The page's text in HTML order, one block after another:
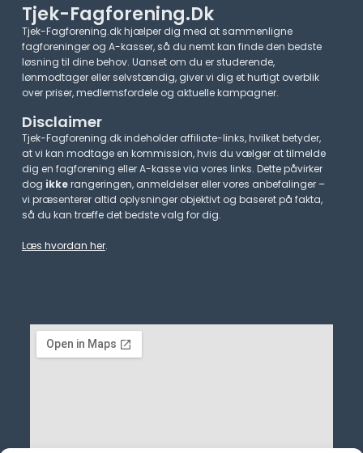
Tjek-Fagforening.dk
Tjek-Fagforening.dk hjælper dig med at sammenligne
fagforeninger og A-kasser, så du nemt kan finde den bedste
løsning til dine behov. Uanset om du er studerende,
lønmodtager eller selvstændig, giver vi dig et hurtigt overblik
over priser, medlemsfordele og aktuelle kampagner.​
Disclaimer
Tjek-Fagforening.dk indeholder affiliate-links, hvilket betyder,
at vi kan modtage en kommission, hvis du vælger at tilmelde
dig en fagforening eller A-kasse via vores links. Dette påvirker
dog ikkerangeringen, anmeldelser eller vores anbefalinger –
vi præsenterer altid oplysninger objektivt og baseret på fakta,
så du kan træffe det bedste valg for dig.
Læs hvordan her.